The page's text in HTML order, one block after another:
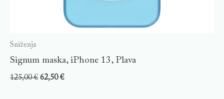
Sniženja
Signum maska, iPhone 13, Plava
125,00€ 62,50€